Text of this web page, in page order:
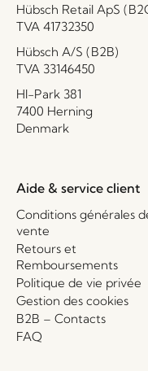
Hübsch Retail ApS
TVA 41732350
Hübsch A/S (B2B)
TVA 33146450
HI-Park 381
7400 Herning
Denmark
Aide & service client
Conditions générales
vente
Retours et
Remboursements
Politique de vie privée
Gestion des cookies
B2B – Contacts
FAQ